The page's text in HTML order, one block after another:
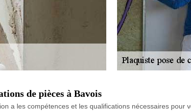
de pièces à Bavois
a les compétences et les qualifications nécessaires pour